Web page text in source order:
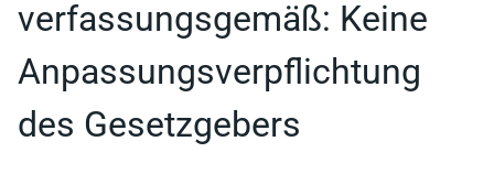
verfassungsgemäß: Keine
Anpassungsverpflichtung
des Gesetzgebers